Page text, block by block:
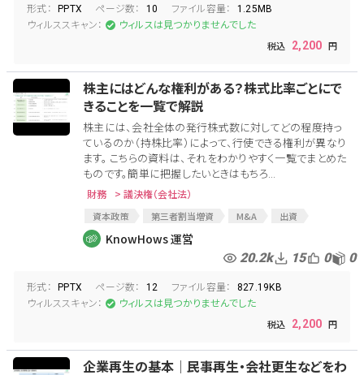
形式： PPTX ページ数： 10 ファイル容量： 1.25MB
ウィルススキャン： ウィルスは見つかりませんでした
2,200
株主にはどんな権利がある？株式比率ごとにで
きることを一覧で解説
株主には、会社全体の発行株式数に対してどの程度持っ
ているのか（持株比率）によって、行使できる権利が異なり
ます。 こちらの資料は、それをわかりやすく一覧でまとめた
ものです。簡単に把握したいときはもちろ...
財務 > 議決権（会社法）
資本政策 第三者割当増資 M&A
出資
議決権
持株比率
株主名簿
株式比率
KnowHows 運営
20.2k 15 0 0
形式： PPTX ページ数： 12 ファイル容量： 827.19KB
ウィルススキャン： ウィルスは見つかりませんでした
2,200
企業再生の基本│民事再生・会社更生などをわ